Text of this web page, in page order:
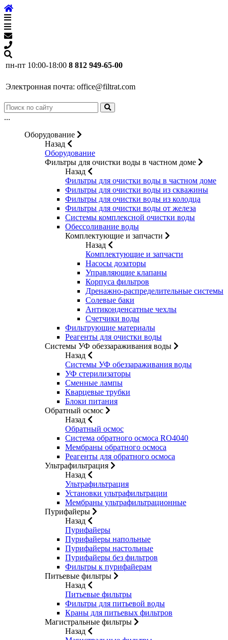
пн-пт 10:00-18:00 8 812 949-65-00
Электронная почта: office@filtrat.com
...
Оборудование
Назад
Оборудование
Фильтры для очистки воды в частном доме
Назад
Фильтры для очистки воды в частном доме
Фильтры для очистки воды из скважины
Фильтры для очистки воды из колодца
Фильтры для очистки воды от железа
Системы комплексной очистки воды
Обессоливание воды
Комплектующие и запчасти
Назад
Комплектующие и запчасти
Насосы дозаторы
Управляющие клапаны
Корпуса фильтров
Дренажно-распределительные системы
Солевые баки
Антиконденсатные чехлы
Счетчики воды
Фильтрующие материалы
Реагенты для очистки воды
Системы УФ обеззараживания воды
Назад
Системы УФ обеззараживания воды
УФ стерилизаторы
Сменные лампы
Кварцевые трубки
Блоки питания
Обратный осмос
Назад
Обратный осмос
Система обратного осмоса RO4040
Мембраны обратного осмоса
Реагенты для обратного осмоса
Ультрафильтрация
Назад
Ультрафильтрация
Установки ультрафильтрации
Мембраны ультрафильтрационные
Пурифайеры
Назад
Пурифайеры
Пурифайеры напольные
Пурифайеры настольные
Пурифайеры без фильтров
Фильтры к пурифайерам
Питьевые фильтры
Назад
Питьевые фильтры
Фильтры для питьевой воды
Краны для питьевых фильтров
Магистральные фильтры
Назад